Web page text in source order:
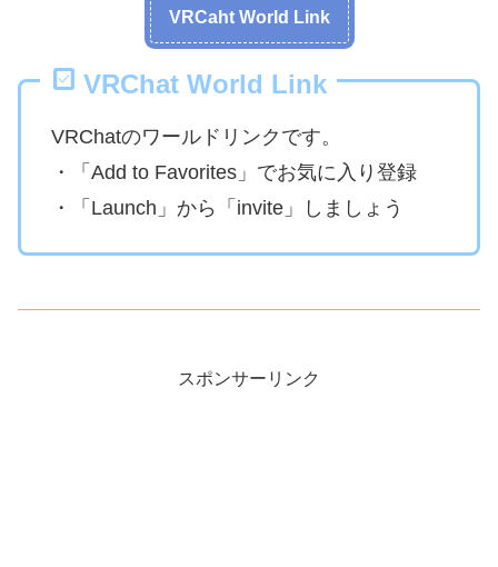
VRCaht World Link
VRChat World Link
VRChatのワールドリンクです。
・「Add to Favorites」でお気に入り登録
・「Launch」から「invite」しましょう
スポンサーリンク